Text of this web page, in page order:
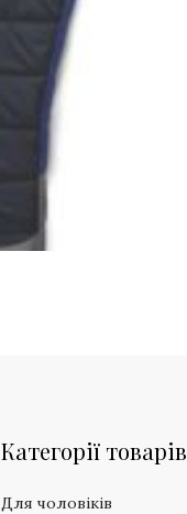
Категорії товарів
Для чоловіків